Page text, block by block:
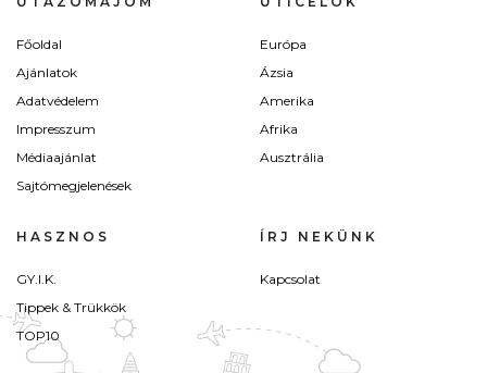
Főoldal
Ajánlatok
Adatvédelem
Impresszum
Médiaajánlat
Sajtómegjelenések
Európa
Ázsia
Amerika
Afrika
Ausztrália
HASZNOS
GY.I.K.
Tippek & Trükkök
TOP10
ÍRJ NEKÜNK
Kapcsolat